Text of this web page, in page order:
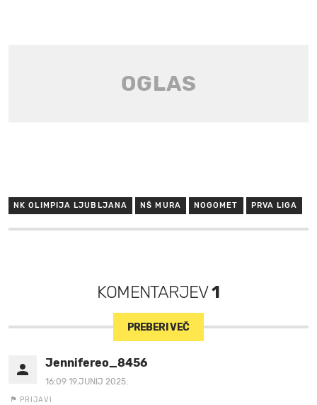
NK OLIMPIJA LJUBLJANA NŠ MURA NOGOMET PRVA LIGA
KOMENTARJEV1
PREBERI VEČ
Jennifereo_8456
16:09 19.JUNIJ 2025.
PRIJAVI